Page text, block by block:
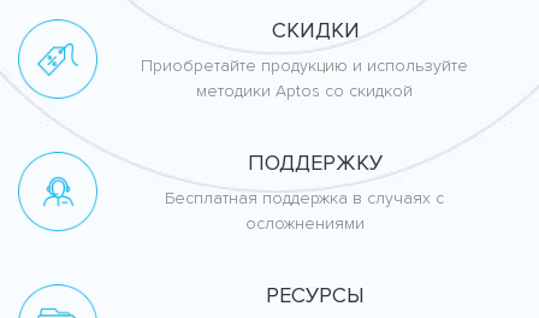
СКИДКИ
Приобретайте продукцию и используйте
методики Aptos со скидкой
ПОДДЕРЖКУ
Бесплатная поддержка в случаях с
осложнениями
РЕСУРСЫ